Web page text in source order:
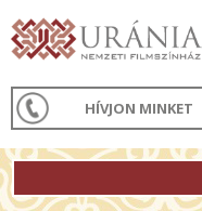
HÍVJON MINKET